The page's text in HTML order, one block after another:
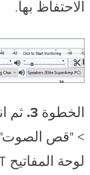
الاحتفاظ بها.
الخطوة 3.
ثم
> "قص الصوت".
لوحة المفاتيح Ctrl + T.